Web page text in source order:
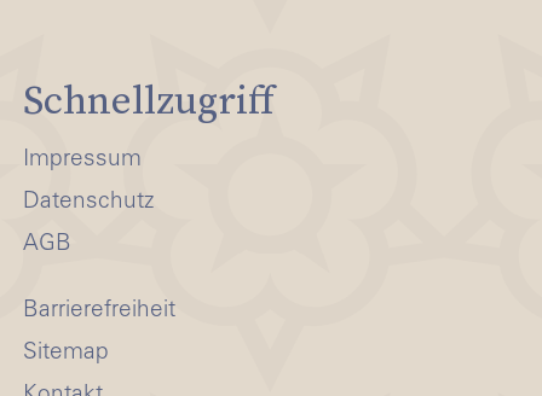
Schnellzugriff
Impressum
Datenschutz
AGB
Barrierefreiheit
Sitemap